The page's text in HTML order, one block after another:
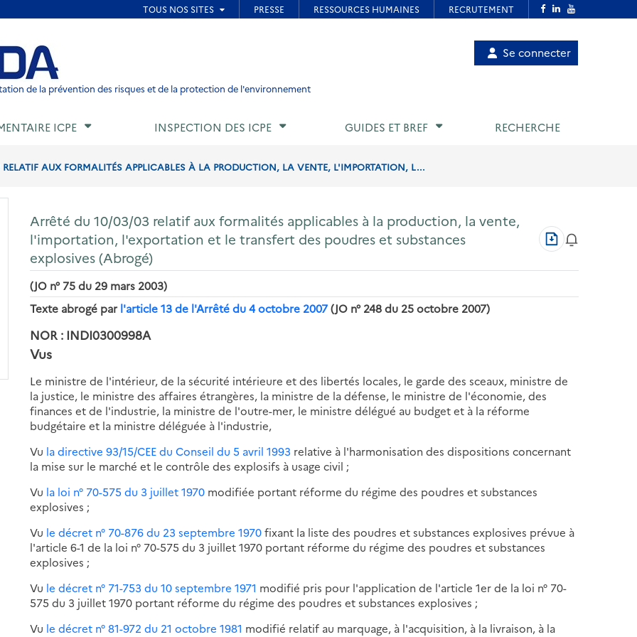
de page
de la prévention des risques et de la protection de l'environnement
Menu
utilisateur
Se connecter
ICPE INSPECTION DES ICPE GUIDES ET BREF RECHERCHE
AUX FORMALITÉS APPLICABLES À LA PRODUCTION, LA VENTE, L'IMPORTATION, L...
Arrêté du 10/03/03 relatif aux formalités applicables à la production, la vente,
l'importation, l'exportation et le transfert des poudres et substances
explosives (Abrogé)
Télécharger
au
(JO n° 75 du 29 mars 2003)
Texte abrogé par l'article 13 de l'Arrêté du 4 octobre 2007(JO n° 248du 25 octobre 2007)
NOR : INDI0300998A
Vus
Le ministre de l'intérieur, de la sécurité intérieure et des libertés locales, le garde des sceaux, ministre de
la justice, le ministre des affaires étrangères, la ministre de la défense, le ministre de l'économie, des
finances et de l'industrie, la ministre de l'outre-mer, le ministre délégué au budget et à la réforme
budgétaire et la ministre déléguée à l'industrie,
Vu la directive 93/15/CEE du Conseil du 5 avril 1993 relative à l'harmonisation des dispositions concernant
la mise sur le marché et le contrôle des explosifs à usage civil ;
Vu la loi n° 70-575 du 3 juillet 1970 modifiée portant réforme du régime des poudres et substances
explosives ;
Vu le décret n° 70-876 du 23 septembre 1970fixant la liste des poudres et substances explosives prévue à
l'article 6-1 de la loi n° 70-575 du 3 juillet 1970 portant réforme du régime des poudres et substances
explosives ;
Vu le décret n° 71-753 du 10 septembre 1971 modifié pris pour l'application de l'article 1er de la loi n° 70-
575 du 3 juillet 1970 portant réforme du régime des poudres et substances explosives ;
Vu le décret n° 81-972 du 21 octobre 1981 modifié relatif au marquage, à l'acquisition, à la livraison, à la